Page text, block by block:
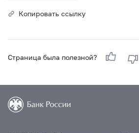
Копировать ссылку
Страница была полезной?